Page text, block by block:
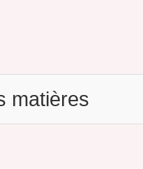
matières